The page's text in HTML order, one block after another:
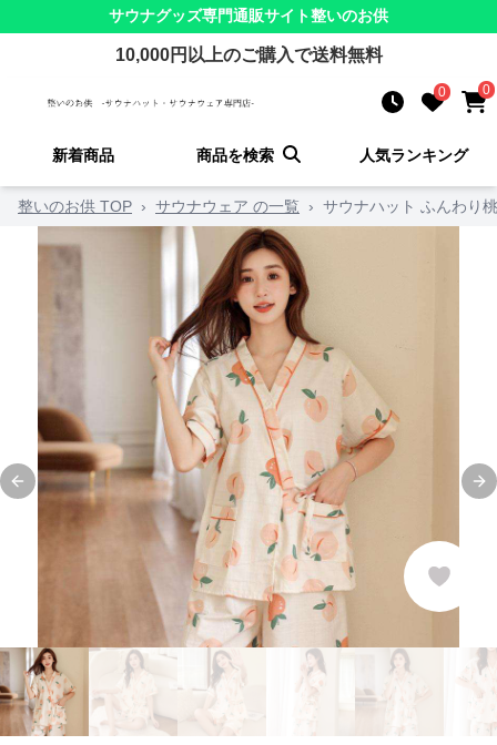
サウナグッズ専門通販サイト整いのお供
10,000円以上のご購入で送料無料
0 0
新着商品 商品を検索 人気ランキング
整いのお供 TOP › サウナウェア の一覧 › サウナハット ふんわり
Previous slide